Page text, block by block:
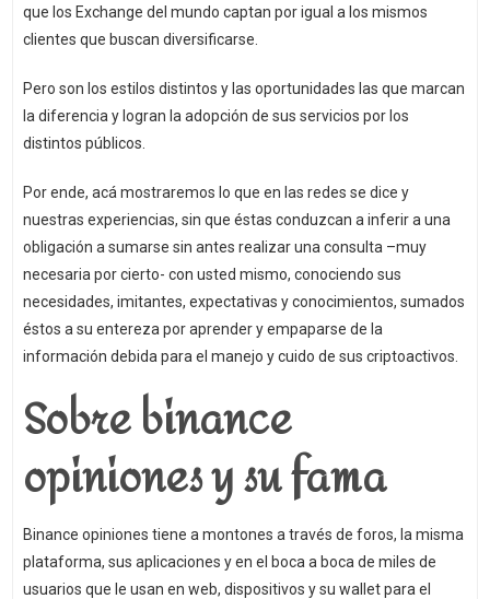
que los Exchange del mundo captan por igual a los mismos
clientes que buscan diversificarse.
Pero son los estilos distintos y las oportunidades las que marcan
la diferencia y logran la adopción de sus servicios por los
distintos públicos.
Por ende, acá mostraremos lo que en las redes se dice y
nuestras experiencias, sin que éstas conduzcan a inferir a una
obligación a sumarse sin antes realizar una consulta –muy
necesaria por cierto- con usted mismo, conociendo sus
necesidades, imitantes, expectativas y conocimientos, sumados
éstos a su entereza por aprender y empaparse de la
información debida para el manejo y cuido de sus criptoactivos.
Sobre binance
opiniones y su fama
Binance opiniones tiene a montones a través de foros, la misma
plataforma, sus aplicaciones y en el boca a boca de miles de
usuarios que le usan en web, dispositivos y su wallet para el